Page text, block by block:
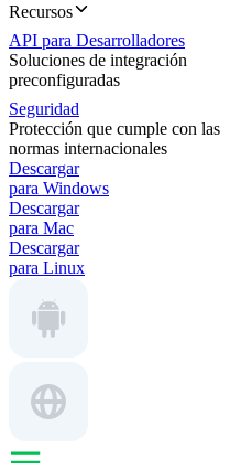
Recursos
API para Desarrolladores
Soluciones de integración
preconfiguradas
Seguridad
Protección que cumple con las
normas internacionales
Descargar
para Windows
Descargar
para Mac
Descargar
para Linux